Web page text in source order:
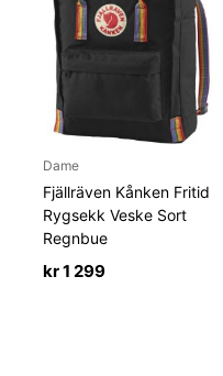
Dame
Fjällräven Kånken Fritid
Rygsekk Veske Sort
Regnbue
kr1 299